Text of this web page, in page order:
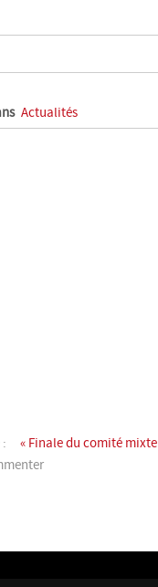
Actualités
« Finale du comité